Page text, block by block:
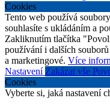
Cookies
Tento web používá
souhlasíte s ukládáním a
Zakliknutím tlačítka
používání i dalších
a marketingové. Více
Nastavení Zakázat vše
Cookies
Vyberte si, jaká nastavení